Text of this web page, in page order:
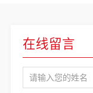
在线留言